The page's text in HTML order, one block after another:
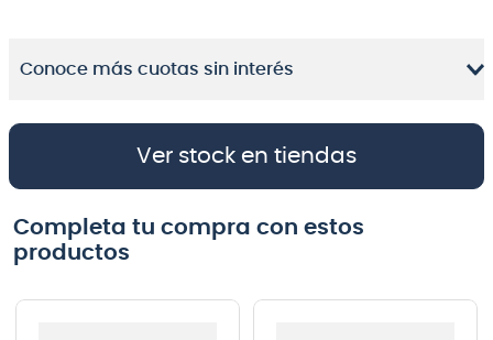
Conoce más cuotas sin interés
Ver stock en tiendas
Completa tu compra con estos
productos